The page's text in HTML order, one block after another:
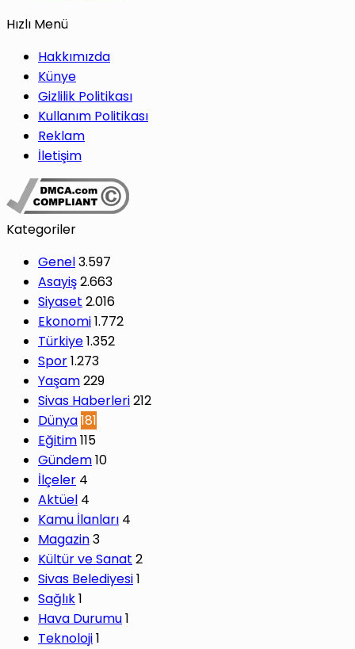
Hızlı Menü
Hakkımızda
Künye
Gizlilik Politikası
Kullanım Politikası
Reklam
İletişim
Kategoriler
Genel3.597
Asayiş2.663
Siyaset 2.016
Ekonomi1.772
Türkiye1.352
Spor1.273
Yaşam229
Sivas Haberleri212
Dünya181
Eğitim115
Gündem10
İlçeler 4
Aktüel 4
Kamu İlanları 4
Magazin3
Kültür ve Sanat 2
Sivas Belediyesi1
Sağlık1
Hava Durumu1
Teknoloji1